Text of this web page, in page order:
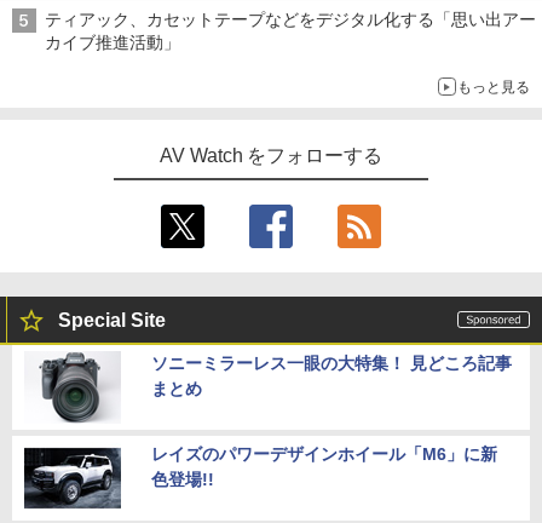
ティアック、カセットテープなどをデジタル化する「思い出アー
カイブ推進活動」
もっと見る
AV Watch をフォローする
Special Site
ソニーミラーレス一眼の大特集！ 見どころ記事
まとめ
レイズのパワーデザインホイール「M6」に新
色登場!!